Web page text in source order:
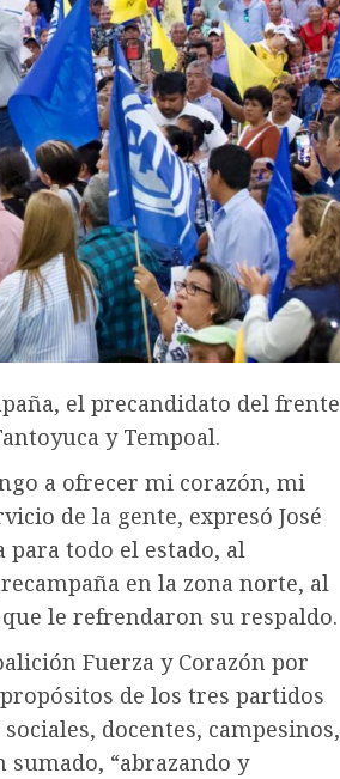
el precandidato del frente
y Tempoal.
a ofrecer mi corazón, mi
de la gente, expresó José
para todo el estado, al
en la zona norte, al
le refrendaron su respaldo.
Fuerza y Corazón por
de los tres partidos
docentes, campesinos,
“abrazando y